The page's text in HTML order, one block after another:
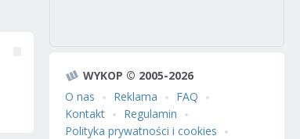
WYKOP © 2005-2026
O nas
Reklama
FAQ
Kontakt
Regulamin
Polityka prywatności i cookies